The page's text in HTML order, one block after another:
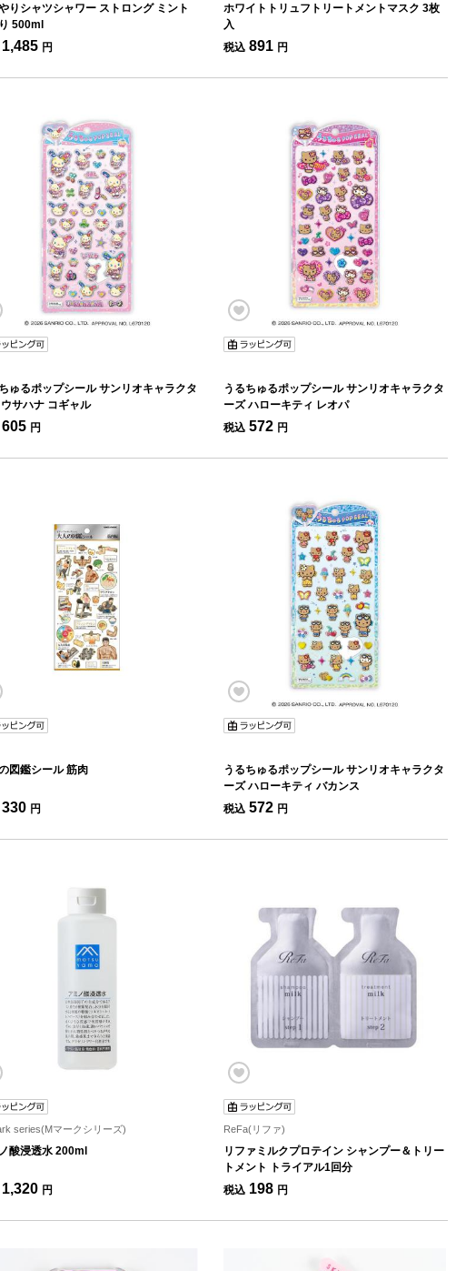
りシャツシャワー ストロング ミント
500ml
1,485 円
ホワイトトリュフトリートメントマスク 3枚
入
税込 891 円
ゅるポップシール サンリオキャラクタ
サハナ コギャル
605 円
うるちゅるポップシール サンリオキャラクタ
ーズ ハローキティ レオパ
税込 572 円
図鑑シール 筋肉
330 円
うるちゅるポップシール サンリオキャラクタ
ーズ ハローキティ バカンス
税込 572 円
series(Mマークシリーズ)
酸浸透水 200ml
1,320 円
ReFa(リファ)
リファミルクプロテイン シャンプー＆トリー
トメント トライアル1回分
税込 198 円